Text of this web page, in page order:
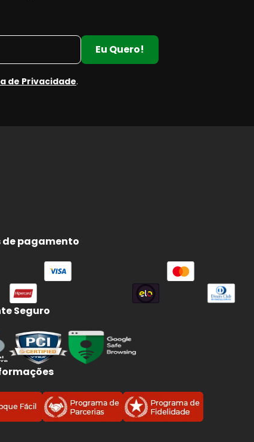
Eu Quero!
de Privacidade.
de pagamento
Seguro